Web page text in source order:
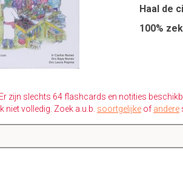
Haal de
100%
Er zijn slechts 64 flashcards en notities
niet volledig. Zoek a.u.b. soortgelijke of andere